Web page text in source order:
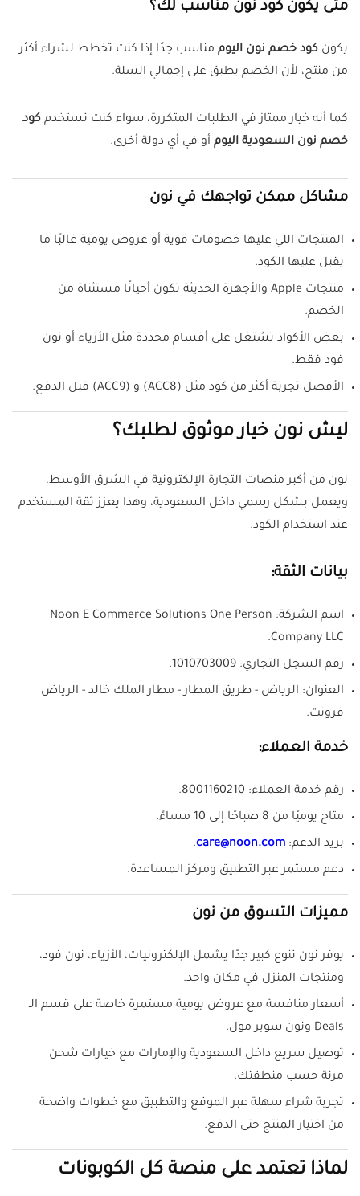
متى يكون كود نون مناسب لك؟
يكون كود خصم نون اليوم مناسب جدًا إذا كنت تخطط لشراء أكثر
من منتج، لأن الخصم يطبق على إجمالي السلة.
كما أنه خيار ممتاز في الطلبات المتكررة، سواء كنت تستخدم كود
خصم نون السعودية اليوم أو في أي دولة أخرى.
مشاكل ممكن تواجهك في نون
المنتجات اللي عليها خصومات قوية أو عروض يومية غالبًا ما
يقبل عليها الكود.
منتجات Apple والأجهزة الحديثة تكون أحيانًا مستثناة من
الخصم.
بعض الأكواد تشتغل على أقسام محددة مثل الأزياء أو نون
فود فقط.
الأفضل تجربة أكثر من كود مثل (ACC8) و (ACC9) قبل الدفع.
ليش نون خيار موثوق لطلبك؟
نون من أكبر منصات التجارة الإلكترونية في الشرق الأوسط،
ويعمل بشكل رسمي داخل السعودية، وهذا يعزز ثقة المستخدم
عند استخدام الكود.
بيانات الثقة:
اسم الشركة: Noon E Commerce Solutions One Person
Company LLC.
رقم السجل التجاري: 1010703009.
العنوان: الرياض - طريق المطار - مطار الملك خالد - الرياض
فرونت.
خدمة العملاء:
رقم خدمة العملاء: 8001160210.
متاح يوميًا من 8 صباحًا إلى 10 مساءً.
بريد الدعم: care@noon.com
.
دعم مستمر عبر التطبيق ومركز المساعدة.
مميزات التسوق من نون
يوفر نون تنوع كبير جدًا يشمل الإلكترونيات، الأزياء، نون فود،
ومنتجات المنزل في مكان واحد.
أسعار منافسة مع عروض يومية مستمرة خاصة على قسم الـ
Deals ونون سوبر مول.
توصيل سريع داخل السعودية والإمارات مع خيارات شحن
مرنة حسب منطقتك.
تجربة شراء سهلة عبر الموقع والتطبيق مع خطوات واضحة
من اختيار المنتج حتى الدفع.
لماذا تعتمد على منصة كل الكوبونات